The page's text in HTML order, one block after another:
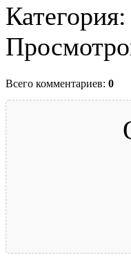
Категория:
Всего комментариев: 0